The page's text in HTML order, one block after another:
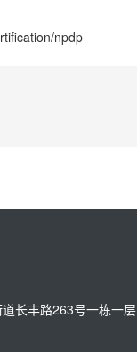
npdp
长丰路263号一栋一层